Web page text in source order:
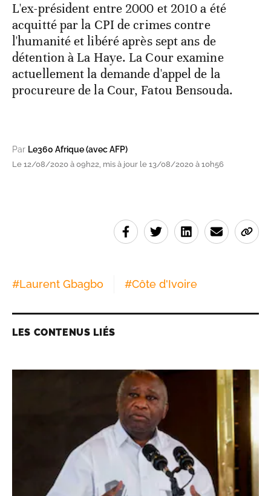
L'ex-président entre 2000 et 2010 a été
acquitté par la CPI de crimes contre
l'humanité et libéré après sept ans de
détention à La Haye. La Cour examine
actuellement la demande d'appel de la
procureure de la Cour, Fatou Bensouda.
Par Le360 Afrique (avec AFP)
Le 12/08/2020 à 09h22, mis à jour le 13/08/2020 à 10h56
#Laurent Gbagbo #Côte d'Ivoire
LES CONTENUS LIÉS